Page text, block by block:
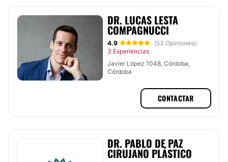
DR. LUCAS LESTA
COMPAGNUCCI
4.9 (53 Opiniones)·
3 Experiencias
Javier López 1048, Córdoba,
Córdoba
CONTACTAR
DR. PABLO DE PAZ
CIRUJANO PLÁSTICO